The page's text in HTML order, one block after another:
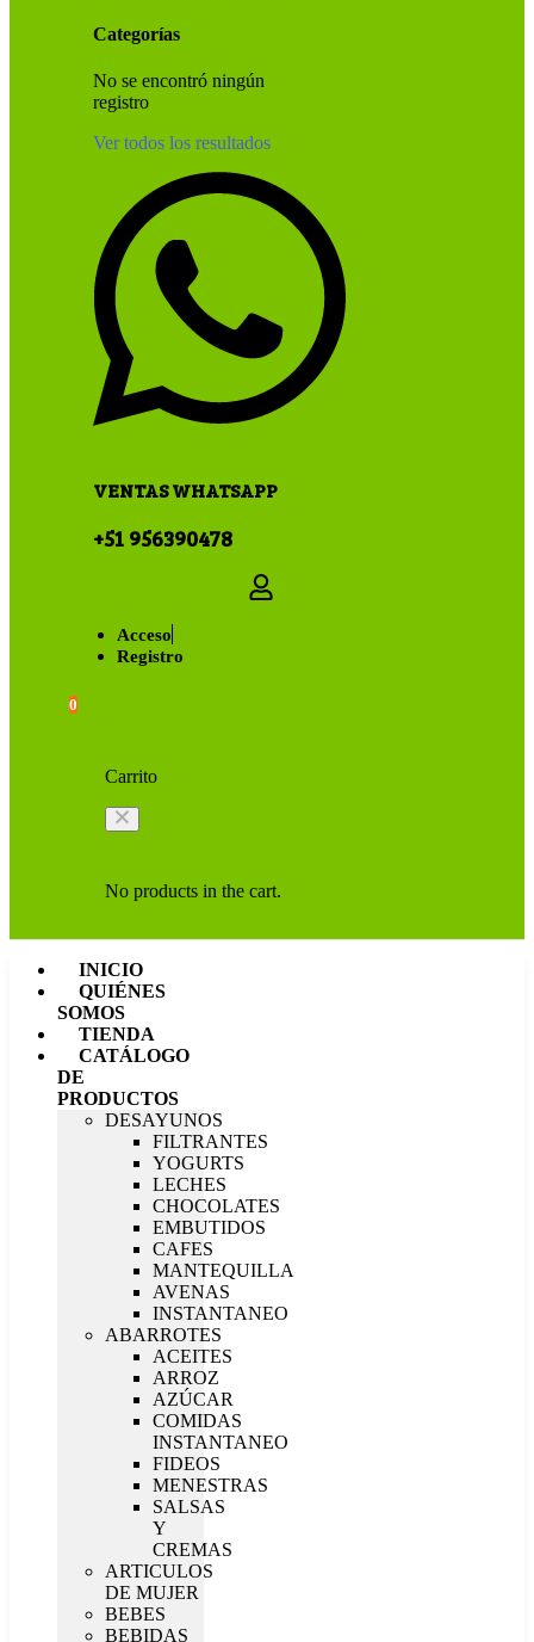
Categorías
No se encontró ningún
registro
Ver todos los resultados
VENTAS WHATSAPP
+51 956390478
Acceso
Registro
0
Carrito
No products in the cart.
INICIO
QUIÉNES
SOMOS
TIENDA
CATÁLOGO
DE
PRODUCTOS
DESAYUNOS
FILTRANTES
YOGURTS
LECHES
CHOCOLATES
EMBUTIDOS
CAFES
MANTEQUILLA
AVENAS
INSTANTANEO
ABARROTES
ACEITES
ARROZ
AZÚCAR
COMIDAS
INSTANTANEO
FIDEOS
MENESTRAS
SALSAS
Y
CREMAS
ARTICULOS
DE MUJER
BEBES
BEBIDAS